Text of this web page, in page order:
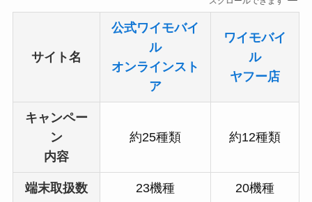
サイト名
公式ワイモバイ
ル
オンラインスト
ア
ワイモバイ
ル
ヤフー店
キャンペー
ン
内容
約25種類 約12種類
端末取扱数 23機種 20機種